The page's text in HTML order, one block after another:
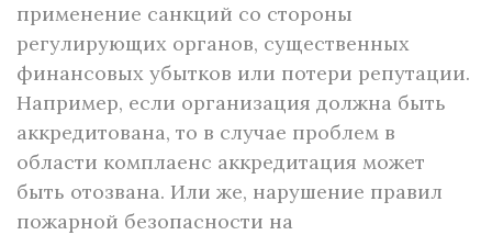
применение санкций со стороны
регулирующих органов, существенных
финансовых убытков или потери репутации.
Например, если организация должна быть
аккредитована, то в случае проблем в
области комплаенс аккредитация может
быть отозвана. Или же, нарушение правил
пожарной безопасности на